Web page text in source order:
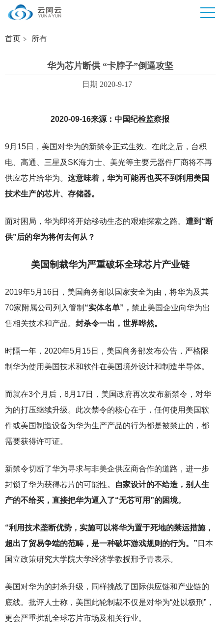
首页 所有
华为芯片断供 “卡脖子”倒逼攻坚
日期 2020-9-17
2020-09-16来源：中国纪检监察报
9月15日，美国对华为的新禁令正式生效。在此之后，台积
电、高通、三星及SK海力士、美光等主要元器件厂商将不再
供应芯片给华为。 这意味着，华为可能再也买不到利用美国
技术生产的芯片、存储器。
面对困局，华为即将开始移动生态的艰难探索之路。 遭到“断
供”后的华为将何去何从？
美国制裁华为严重破坏全球芯片产业链
2019年5月16日，美国商务部以国家安全为由，将华为及其
70家附属公司列入管制 “实体名单”， 禁止美国企业向华为出
售相关技术和产品。 封杀令一出，世界哗然。
时隔一年，2020年5月15日，美国商务部发布公告，严格限
制华为使用美国技术和软件在美国境外设计和制造半导体。
而就在3个月后，8月17日，美国政府再次发布新禁令，对华
为的打压继续升级。此次禁令的核心在于，任何使用美国软
件或美国制造设备为华为生产产品的行为都是被禁止的，都
需要获得许可证。
新禁令切断了华为寻求与非美企供应商合作的道路，进一步
封锁了华为获得芯片的可能性。
自家设计的不给造，别人生
产的不给买，直接把华为逼入了“无芯可用”的困境。
“利用技术垄断优势，实施可以将华为置于死地的禁运措施，
超出了贸易争端的范畴，是一种破坏游戏规则的行为。” 日本
国立政策研究大学院大学经济学教授邢予青表示。
美国对华为的封杀升级，同样挑战了国际供应链和产业链的
底线。批评人士称，美国此轮制裁不仅是对华为“处以极刑”，
更会严重扰乱全球芯片市场及相关行业。